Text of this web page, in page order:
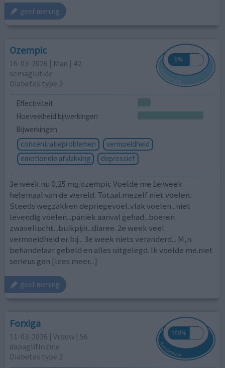
geef mening
Ozempic
16-03-2026 | Man | 42
semaglutide
Diabetes type 2
Effectiviteit
Hoeveelheid bijwerkingen
Bijwerkingen
concentratieproblemen
vermoeidheid
emotionele afvlakking
depressief
3e week nu 0,25 mg ozempic Voelde me 1e week
helemaal van de wereld. Totaal.mezelf niet voelen.
Steeds wegzakken depriegevoel..vlak voelen...niet
levendig voelen...paniek aanval gehad...boeren
zwavellucht...buikpijn...diaree. 2e week veel
vermoeidheid er bij... 3e week niets veranderd... M,n
behandelaar gebeld en alles uitgelegd. Ik voelde me.niet
serieus gen [lees meer...]
geef mening
Forxiga
11-03-2026 | Vrouw | 56
dapagliflozine
Diabetes type 2